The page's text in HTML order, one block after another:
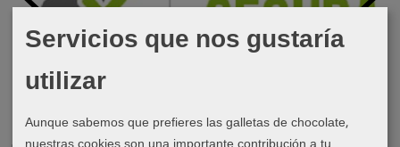
Servicios que nos gustaría
utilizar
Aunque sabemos que prefieres las galletas de chocolate,